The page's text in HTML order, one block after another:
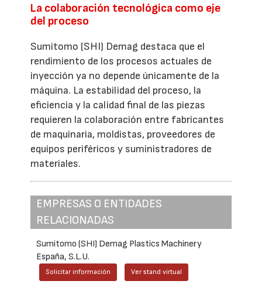
La colaboración tecnológica como eje
del proceso
Sumitomo (SHI) Demag destaca que el
rendimiento de los procesos actuales de
inyección ya no depende únicamente de la
máquina. La estabilidad del proceso, la
eficiencia y la calidad final de las piezas
requieren la colaboración entre fabricantes
de maquinaria, moldistas, proveedores de
equipos periféricos y suministradores de
materiales.
EMPRESAS O ENTIDADES
RELACIONADAS
Sumitomo (SHI) Demag Plastics Machinery
España, S.L.U.
Solicitar información Ver stand virtual